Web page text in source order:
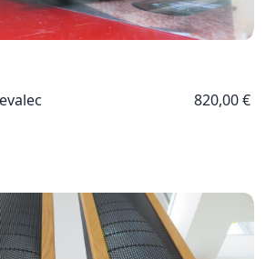
820,00 €